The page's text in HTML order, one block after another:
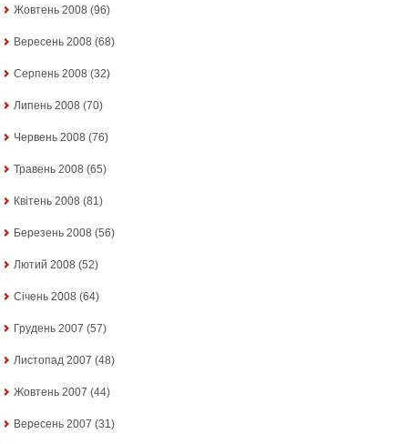
Жовтень 2008 (96)
Вересень 2008 (68)
Серпень 2008 (32)
Липень 2008 (70)
Червень 2008 (76)
Травень 2008 (65)
Квітень 2008 (81)
Березень 2008 (56)
Лютий 2008 (52)
Січень 2008 (64)
Грудень 2007 (57)
Листопад 2007 (48)
Жовтень 2007 (44)
Вересень 2007 (31)